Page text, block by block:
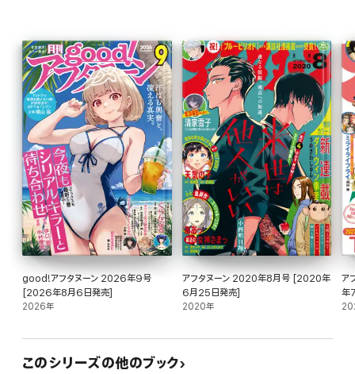
good!アフタヌーン 2026年9号
[2026年8月6日発売]
2026年
アフタヌーン 2020年8月号 [2020年
6月25日発売]
2020年
ア
年
このシリーズの他のブック